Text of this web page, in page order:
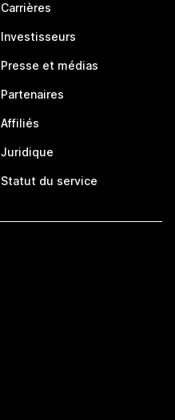
Carrières
Investisseurs
Presse et médias
Partenaires
Affiliés
Juridique
Statut du service